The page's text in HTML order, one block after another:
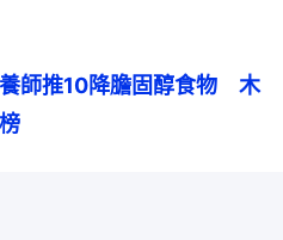
師推10降膽固醇食物　木